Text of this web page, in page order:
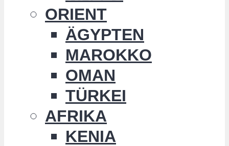
ORIENT
ÄGYPTEN
MAROKKO
OMAN
TÜRKEI
AFRIKA
KENIA